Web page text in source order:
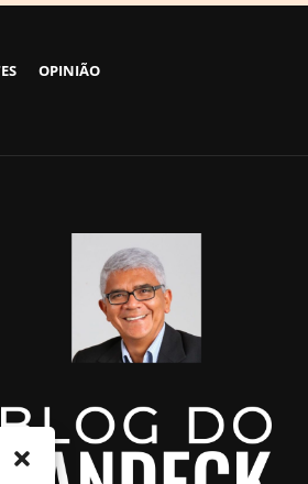
OPINIÃO